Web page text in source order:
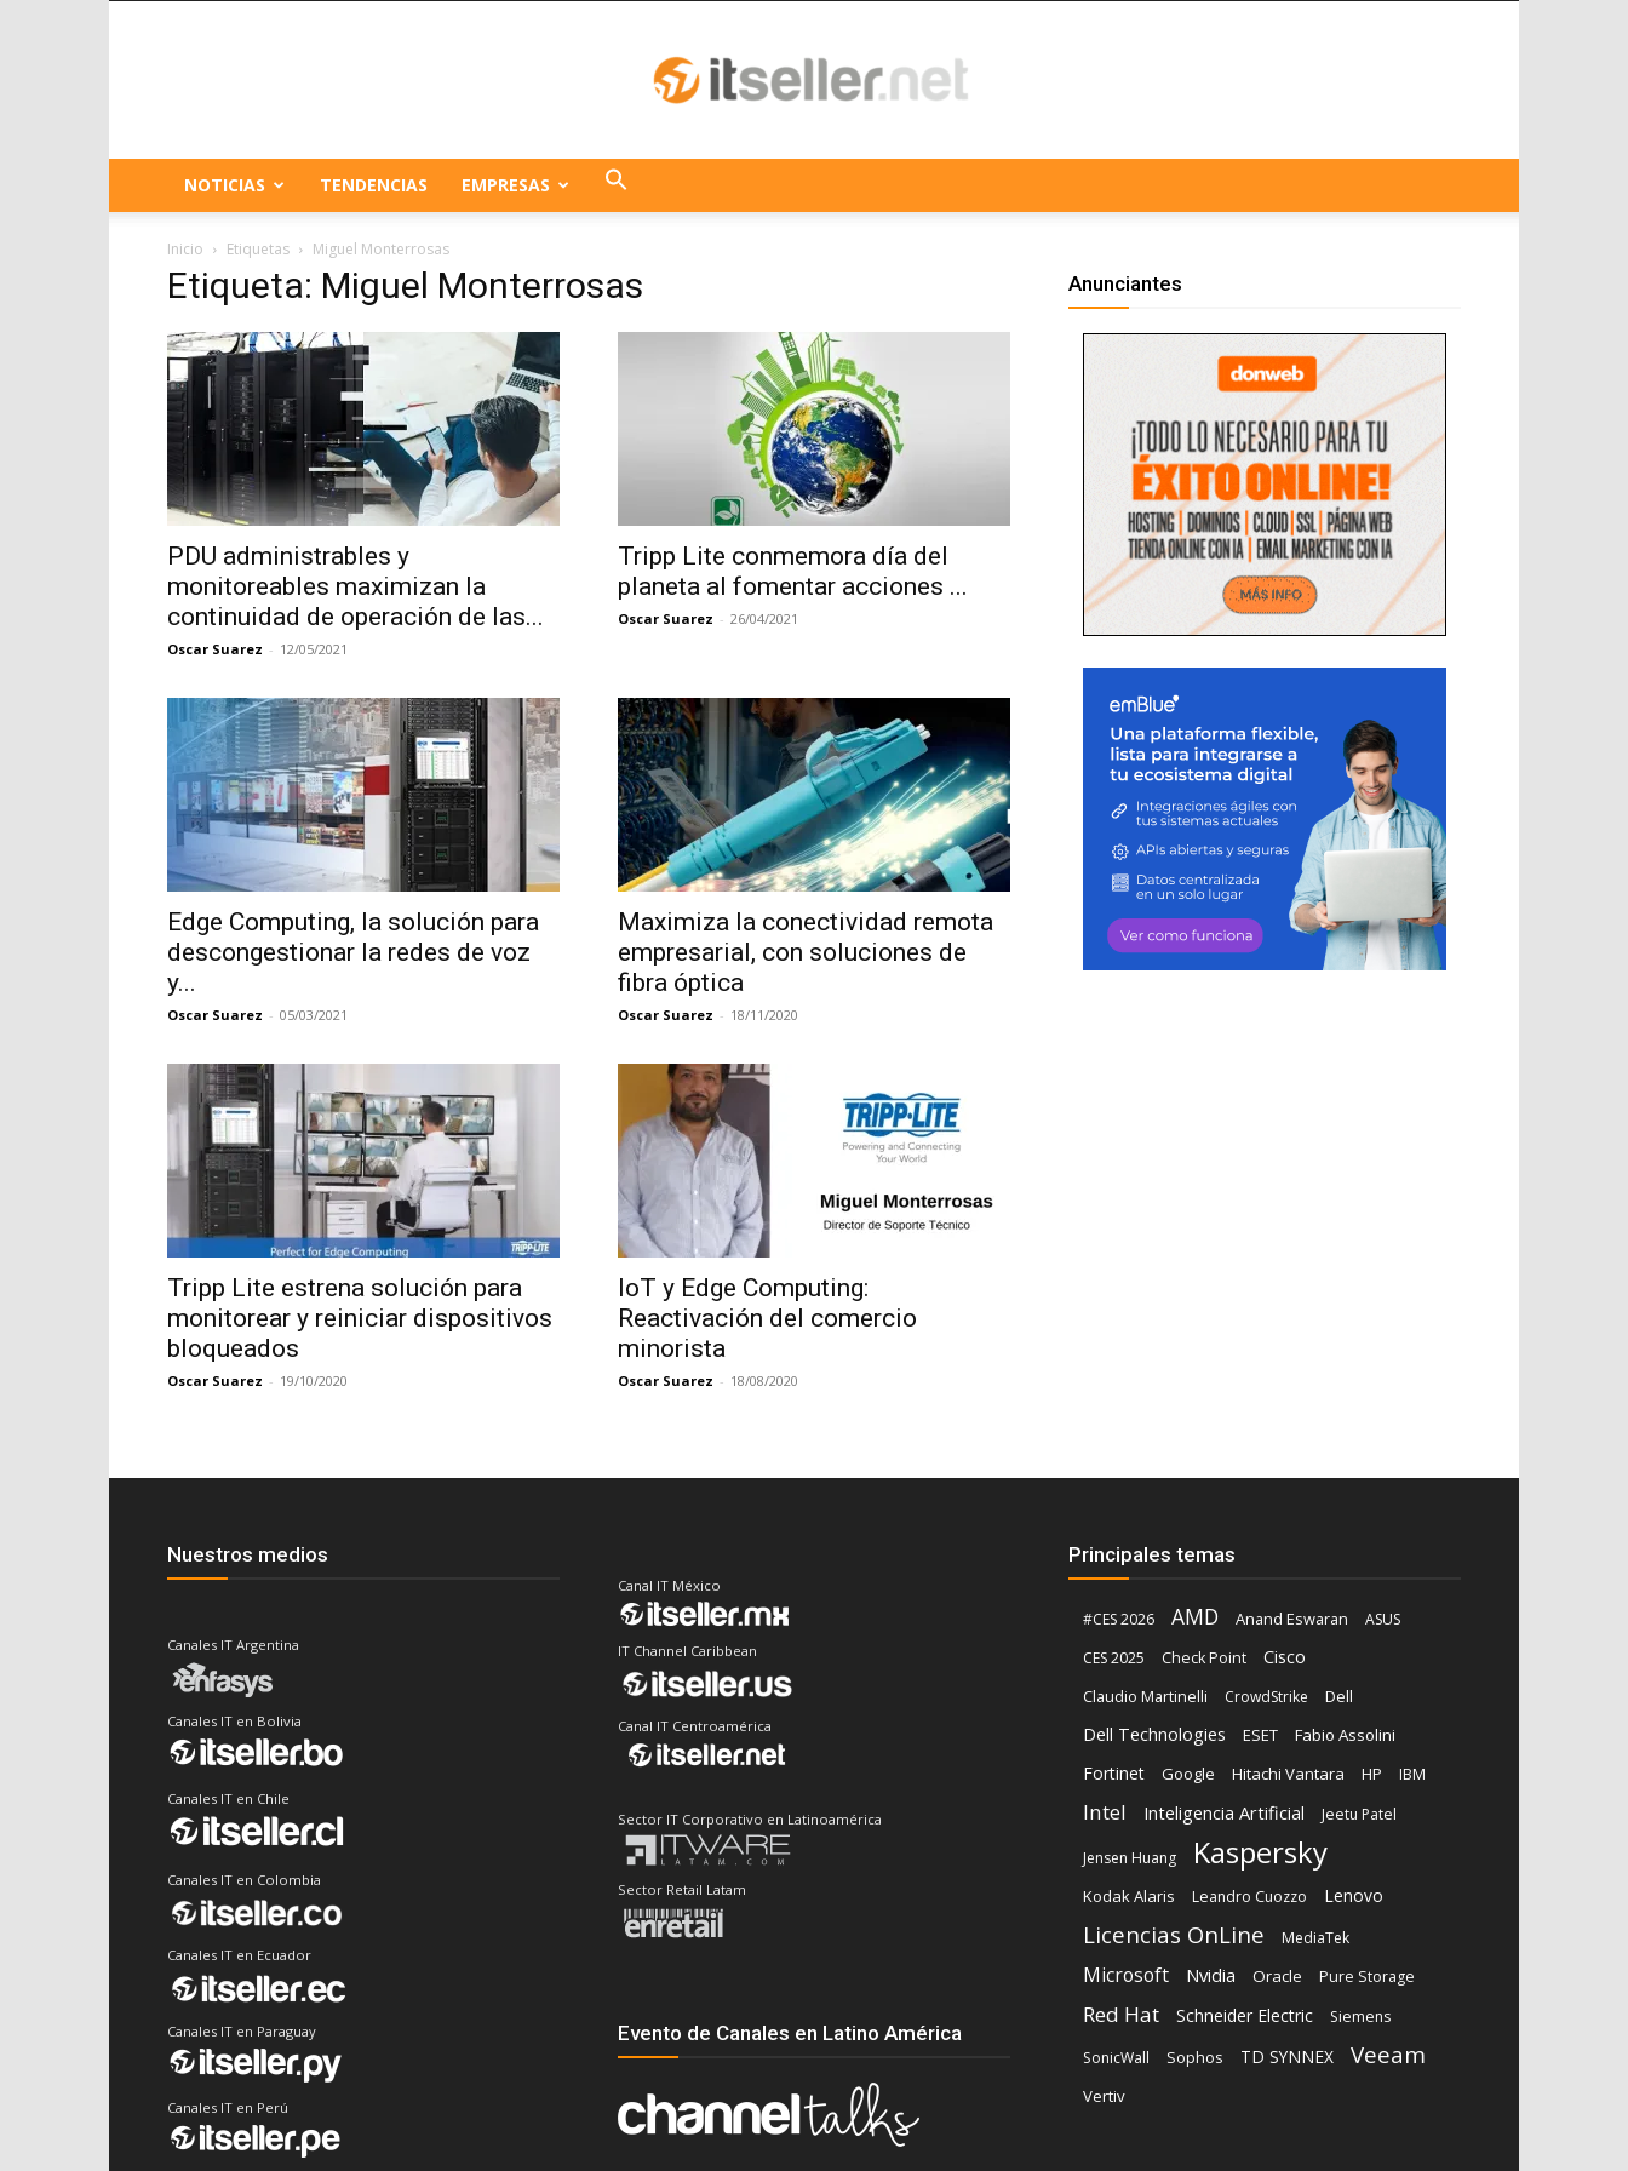
Centroamérica
NOTICIAS TENDENCIAS EMPRESAS
Inicio Etiquetas Miguel Monterrosas
Etiqueta: Miguel Monterrosas
PDU administrables y
monitoreables maximizan la
continuidad de operación de las...
Oscar Suarez - 12/05/2021
Tripp Lite conmemora día del
planeta al fomentar acciones ...
Oscar Suarez - 26/04/2021
Edge Computing, la solución para
descongestionar la redes de voz
y...
Oscar Suarez - 05/03/2021
Maximiza la conectividad remota
empresarial, con soluciones de
fibra óptica
Oscar Suarez - 18/11/2020
Tripp Lite estrena solución para
monitorear y reiniciar dispositivos
bloqueados
Oscar Suarez - 19/10/2020
IoT y Edge Computing:
Reactivación del comercio
minorista
Oscar Suarez - 18/08/2020
Anunciantes
Nuestros medios
Canales IT Argentina
Canales IT en Bolivia
Canales IT en Chile
Canales IT en Colombia
Canales IT en Ecuador
Canales IT en Paraguay
Canales IT en Perú
Canal IT México
IT Channel Caribbean
Canal IT Centroamérica
Sector IT Corporativo en Latinoamérica
Sector Retail Latam
Evento de Canales en Latino América
Principales temas
#CES 2026 AMD Anand Eswaran
ASUS
CES 2025
Check Point Cisco
Claudio Martinelli CrowdStrike Dell
Dell Technologies ESET Fabio Assolini
Fortinet Google Hitachi Vantara HP IBM
Intel Inteligencia Artificial Jeetu Patel
Jensen Huang Kaspersky
Kodak Alaris Leandro Cuozzo Lenovo
Licencias OnLine MediaTek
Microsoft Nvidia Oracle Pure Storage
Red Hat Schneider Electric
Siemens
SonicWall
Sophos TD SYNNEX Veeam
Vertiv